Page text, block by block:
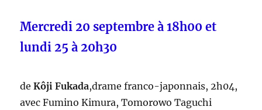
Mercredi 20 septembre à 18h00 et
lundi 25 à 20h30
deKôji Fukada,drame franco-japonnais, 2h04,
avec Fumino Kimura, Tomorowo Taguchi